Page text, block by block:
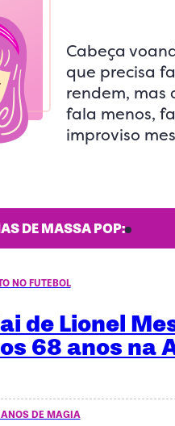
Cabeça
que precisa
rendem, mas
fala menos,
improviso
DE MASSA POP:
NO FUTEBOL
de Lionel
68 anos na
DE MAGIA